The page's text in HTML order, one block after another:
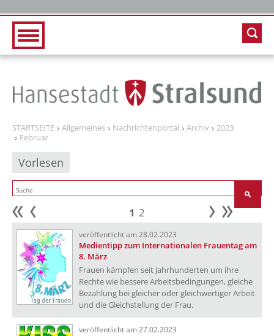
STARTSEITE Allgemeines Nachrichtenportal Archiv
2023
Februar
Vorlesen
Anfang 1 2 weiter
veröffentlicht am 28.02.2023
Medientipp zum Internationalen Frauentag am
8. März
Frauen kämpfen seit Jahrhunderten um ihre
Rechte wie bessere Arbeitsbedingungen, gleiche
Bezahlung bei gleicher oder gleichwertiger Arbeit
und die Gleichstellung der Frau.
veröffentlicht am 27.02.2023